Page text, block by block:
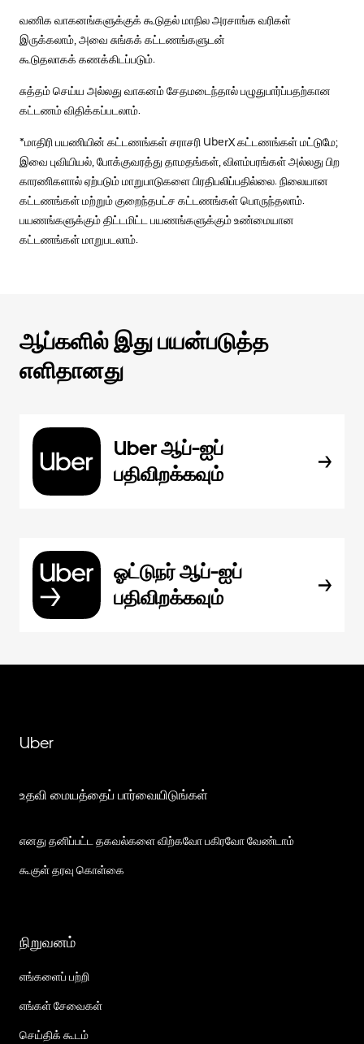
வணிக வாகனங்களுக்குக் கூடுதல் மாநில அரசாங்க வரிகள்
இருக்கலாம், அவை சுங்கக் கட்டணங்களுடன்
கூடுதலாகக் கணக்கிடப்படும்.
சுத்தம் செய்ய அல்லது வாகனம் சேதமடைந்தால் பழுதுபார்ப்பதற்கான
கட்டணம் விதிக்கப்படலாம்.
*மாதிரி பயணியின் கட்டணங்கள் சராசரி UberX கட்டணங்கள் மட்டுமே;
இவை புவியியல், போக்குவரத்து தாமதங்கள், விளம்பரங்கள் அல்லது பிற
காரணிகளால் ஏற்படும் மாறுபாடுகளை பிரதிபலிப்பதில்லை. நிலையான
கட்டணங்கள் மற்றும் குறைந்தபட்ச கட்டணங்கள் பொருந்தலாம்.
பயணங்களுக்கும் திட்டமிட்ட பயணங்களுக்கும் உண்மையான
கட்டணங்கள் மாறுபடலாம்.
ஆப்களில் இது பயன்படுத்த
எளிதானது
Uber ஆப்-ஐப்
பதிவிறக்கவும்
ஓட்டுநர் ஆப்-ஐப்
பதிவிறக்கவும்
Uber
உதவி மையத்தைப் பார்வையிடுங்கள்
எனது தனிப்பட்ட தகவல்களை விற்கவோ பகிரவோ வேண்டாம்
கூகுள் தரவு கொள்கை
நிறுவனம்
எங்களைப் பற்றி
எங்கள் சேவைகள்
செய்திக் கூடம்